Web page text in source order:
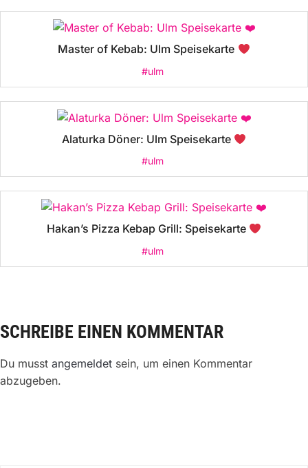
Master of Kebab: Ulm Speisekarte
#ulm
Alaturka Döner: Ulm Speisekarte
#ulm
Hakan’s Pizza Kebap Grill: Speisekarte
#ulm
SCHREIBE EINEN KOMMENTAR
Du musst angemeldet sein, um einen Kommentar
abzugeben.